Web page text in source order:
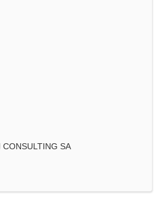
CONSULTING SA